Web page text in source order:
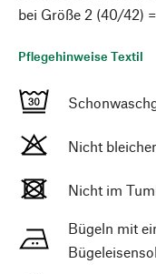
bei Größe 2 (40/42)
Pflegehinweise Textil
Nicht
Nicht im
Bügeln mit